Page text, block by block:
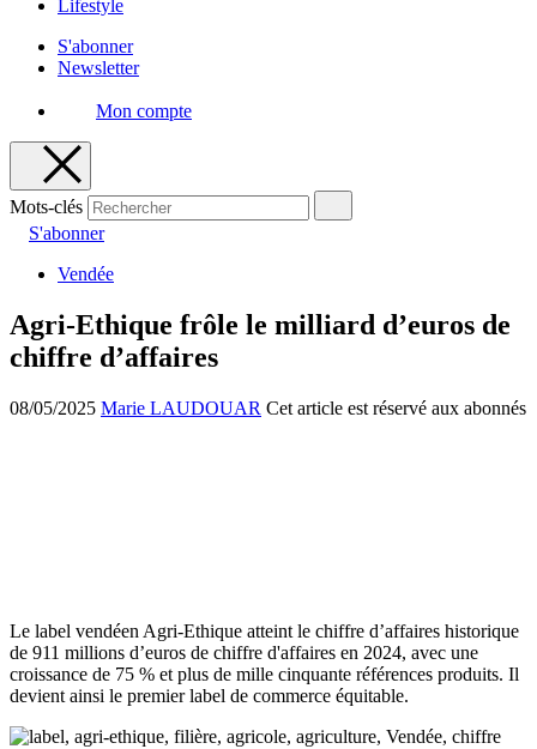
Lifestyle
S'abonner
Newsletter
Mon compte
Mots-clés
S'abonner
Vendée
Agri-Ethique frôle le milliard d’euros de
chiffre d’affaires
08/05/2025 Marie LAUDOUAR Cet article est réservé aux abonnés
Le label vendéen Agri-Ethique atteint le chiffre d’affaires historique
de 911 millions d’euros de chiffre d'affaires en 2024, avec une
croissance de 75 % et plus de mille cinquante références produits. Il
devient ainsi le premier label de commerce équitable.